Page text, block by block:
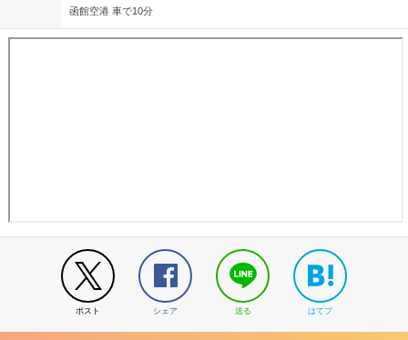
函館空港 車で10分
ポスト シェア 送る はてブ